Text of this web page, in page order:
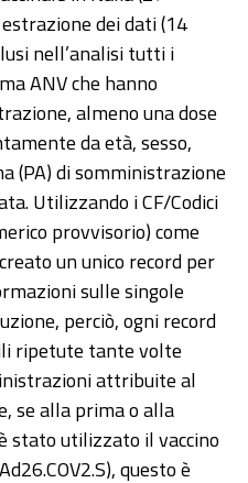
dei dati (14
nell’analisi tutti i
ANV che hanno
almeno una dose
da età, sesso,
(PA) di somministrazione
Utilizzando i CF/Codici
provvisorio) come
un unico record per
sulle singole
perciò, ogni record
ripetute tante volte
attribuite al
se alla prima o alla
stato utilizzato il vaccino
questo è